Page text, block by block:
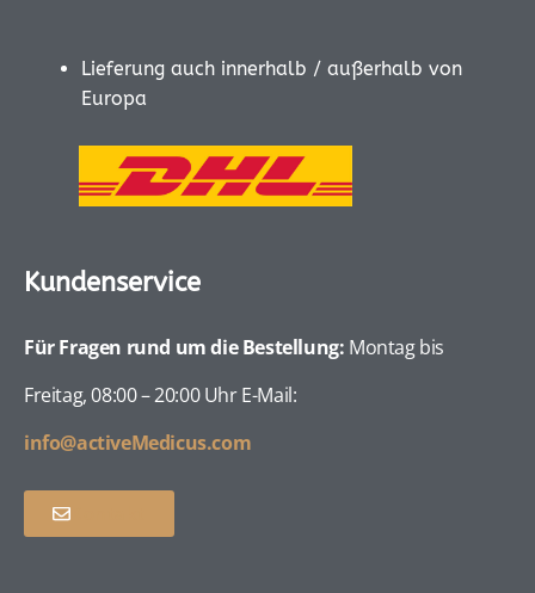
Lieferung auch innerhalb / außerhalb von
Europa
Kundenservice
Für Fragen rund um die Bestellung: Montag bis
Freitag, 08:00 – 20:00 Uhr E-Mail:
info@activeMedicus.com